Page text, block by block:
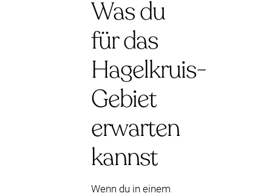
Was du
für das
Hagelkruis-
Gebiet
erwarten
kannst
Wenn du in einem